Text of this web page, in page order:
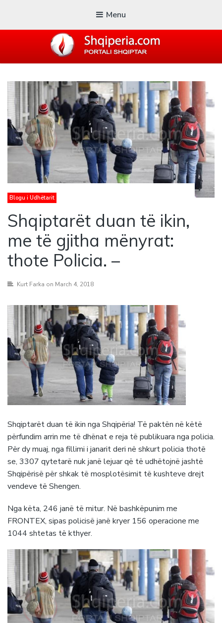
Menu
Blogu i ShqiperiaCom
Blogu i Udhëtarit
Shqiptarët duan të ikin,
me të gjitha mënyrat:
thote Policia. –
Kurt Farka on March 4, 2018
Shqiptarët duan të ikin nga Shqipëria! Të paktën në këtë
përfundim arrin me të dhënat e reja të publikuara nga policia.
Për dy muaj, nga fillimi i janarit deri në shkurt policia thotë
se, 3307 qytetarë nuk janë lejuar që të udhëtojnë jashtë
Shqipërisë për shkak të mosplotësimit të kushteve drejt
vendeve të Shengen.
Nga këta, 246 janë të mitur. Në bashkëpunim me
FRONTEX, sipas policisë janë kryer 156 operacione me
1044 shtetas të kthyer.